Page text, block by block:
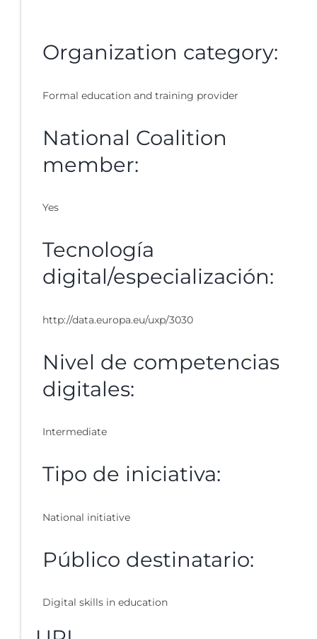
Organization category:
Formal education and training provider
National Coalition
member:
Yes
Tecnología
digital/especialización:
http://data.europa.eu/uxp/3030
Nivel de competencias
digitales:
Intermediate
Tipo de iniciativa:
National initiative
Público destinatario:
Digital skills in education